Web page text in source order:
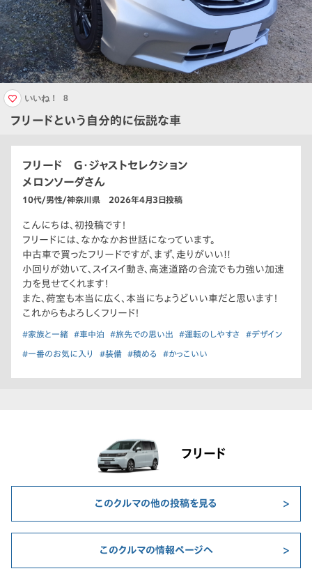
フリードという自分的に伝説な車
いいね！ 8
フリード G・ジャストセレクション
メロンソーダさん
10代/男性/神奈川県 2026年4月3日投稿
こんにちは、初投稿です！
フリードには、なかなかお世話になっています。
中古車で買ったフリードですが、まず、走りがいい!!
小回りが効いて、スイスイ動き、高速道路の合流でも力強い加速
力を見せてくれます！
また、荷室も本当に広く、本当にちょうどいい車だと思います！
これからもよろしくフリード！
#家族と一緒 #車中泊 #旅先での思い出 #運転のしやすさ #デザイン
#一番のお気に入り #装備 #積める #かっこいい
フリード
このクルマの他の投稿を見る
このクルマの情報ページへ